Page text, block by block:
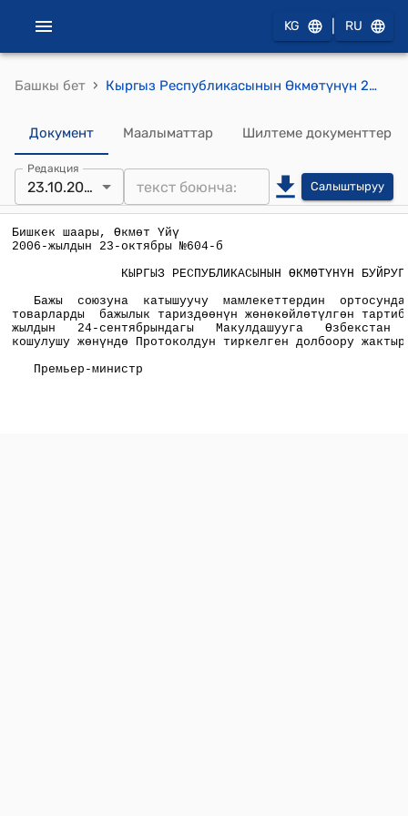
KG RU
Башкы бет › Кыргыз Республикасынын Өкмөтүнүн 2006-жылдын 23-октябрындагы №604-б (Бажы союзуна катышуучу мамлекеттердин ортосунда алып өтүлүүчү товарларды бажылык тариздөөнүн жөнөкөйлөтүлгөн тартиби жөнүндө) буйругу
Документ Маалыматтар Шилтеме документтер
Редакция
23.10.2006 Салыштыруу